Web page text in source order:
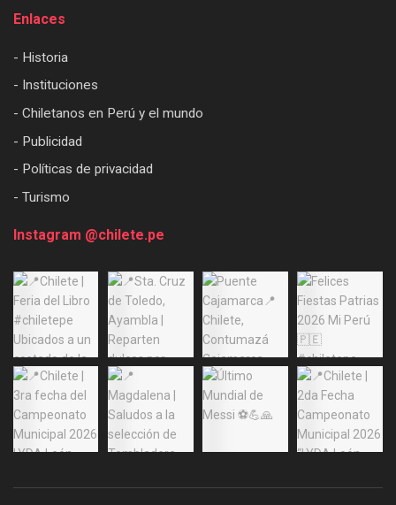
Enlaces
- Historia
- Instituciones
- Chiletanos en Perú y el mundo
- Publicidad
- Políticas de privacidad
- Turismo
Instagram @chilete.pe